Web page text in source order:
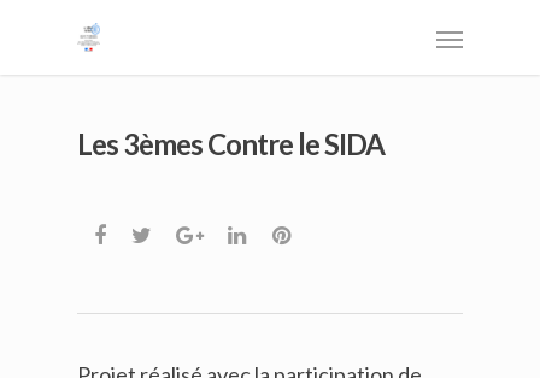
Les 3èmes Contre le SIDA